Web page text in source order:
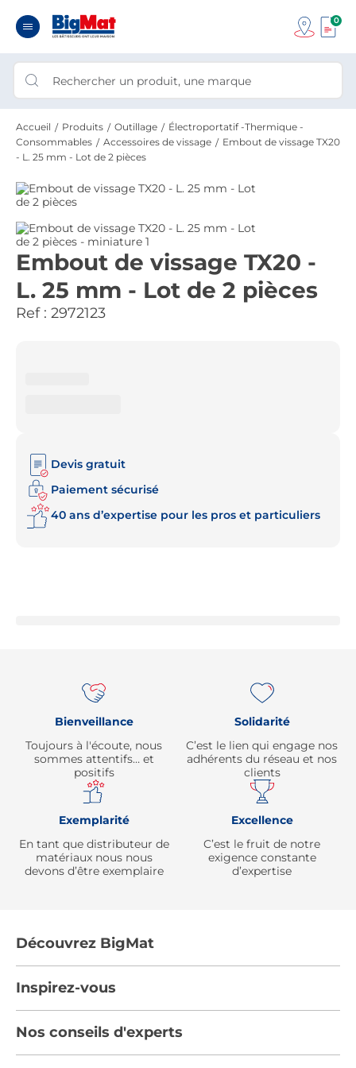
0
Accueil Produits Outillage
Électroportatif -Thermique -
Consommables
Accessoires de vissage
Embout de vissage TX20
- L. 25 mm - Lot de 2 pièces
Embout de vissage TX20 -
L. 25 mm - Lot de 2 pièces
Ref : 2972123
Devis gratuit
Paiement sécurisé
40 ans d’expertise pour les pros et particuliers
Bienveillance
Toujours à l'écoute, nous
sommes attentifs… et
positifs
Solidarité
C’est le lien qui engage nos
adhérents du réseau et nos
clients
Exemplarité
En tant que distributeur de
matériaux nous nous
devons d’être exemplaire
Excellence
C’est le fruit de notre
exigence constante
d’expertise
Découvrez BigMat
Devenez adhérent
Inspirez-vous
Nos conseils d'experts